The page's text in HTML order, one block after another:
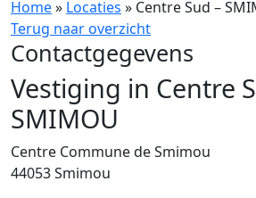
Home» Locaties » Centre Sud –
Terug naar overzicht
Contactgegevens
Vestiging in Centre
SMIMOU
Centre Commune de Smimou
44053Smimou